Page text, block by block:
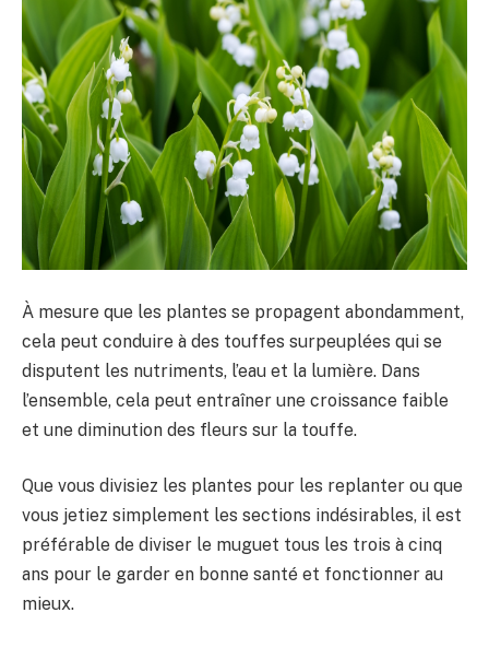
À mesure que les plantes se propagent abondamment,
cela peut conduire à des touffes surpeuplées qui se
disputent les nutriments, l’eau et la lumière. Dans
l’ensemble, cela peut entraîner une croissance faible
et une diminution des fleurs sur la touffe.
Que vous divisiez les plantes pour les replanter ou que
vous jetiez simplement les sections indésirables, il est
préférable de diviser le muguet tous les trois à cinq
ans pour le garder en bonne santé et fonctionner au
mieux.